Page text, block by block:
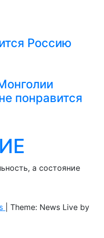
Россию
понравится
а состояние
Theme: News Live by